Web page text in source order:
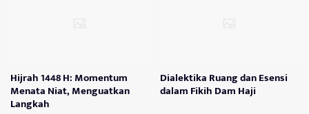
Hijrah 1448 H: Momentum
Menata Niat, Menguatkan
Langkah
Dialektika Ruang dan Esensi
dalam Fikih Dam Haji